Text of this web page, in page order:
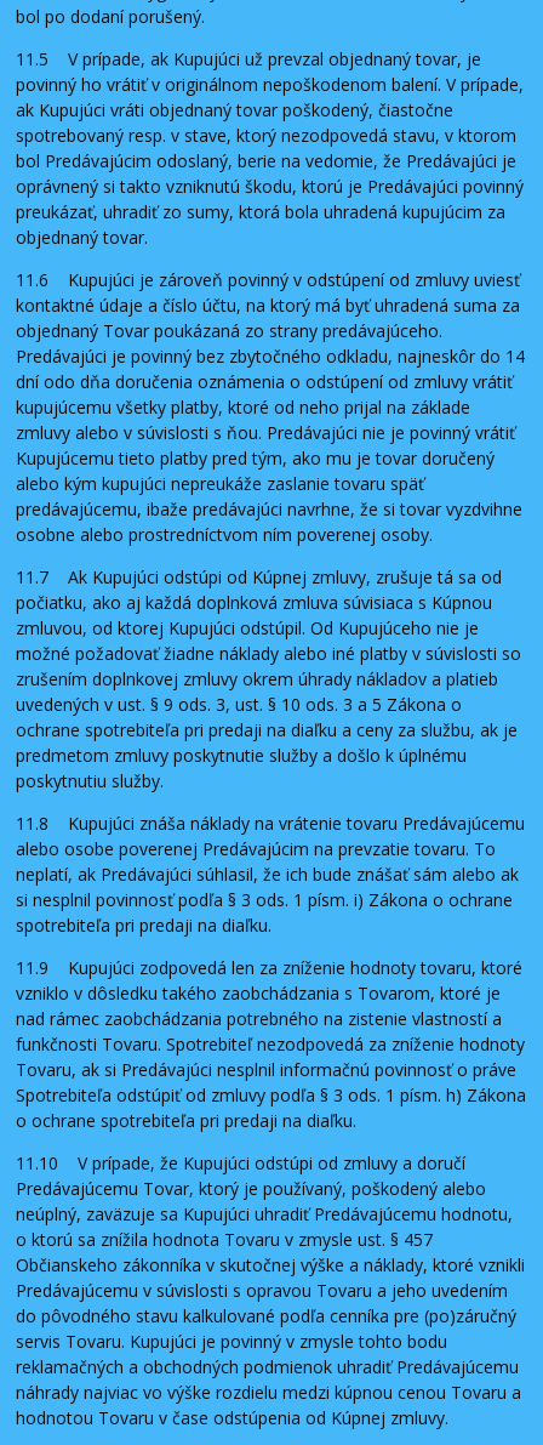
bol po dodaní porušený.
11.5 V prípade, ak Kupujúci už prevzal objednaný tovar, je
povinný ho vrátiť v originálnom nepoškodenom balení. V prípade,
ak Kupujúci vráti objednaný tovar poškodený, čiastočne
spotrebovaný resp. v stave, ktorý nezodpovedá stavu, v ktorom
bol Predávajúcim odoslaný, berie na vedomie, že Predávajúci je
oprávnený si takto vzniknutú škodu, ktorú je Predávajúci povinný
preukázať, uhradiť zo sumy, ktorá bola uhradená kupujúcim za
objednaný tovar.
11.6 Kupujúci je zároveň povinný v odstúpení od zmluvy uviesť
kontaktné údaje a číslo účtu, na ktorý má byť uhradená suma za
objednaný Tovar poukázaná zo strany predávajúceho.
Predávajúci je povinný bez zbytočného odkladu, najneskôr do 14
dní odo dňa doručenia oznámenia o odstúpení od zmluvy vrátiť
kupujúcemu všetky platby, ktoré od neho prijal na základe
zmluvy alebo v súvislosti s ňou. Predávajúci nie je povinný vrátiť
Kupujúcemu tieto platby pred tým, ako mu je tovar doručený
alebo kým kupujúci nepreukáže zaslanie tovaru späť
predávajúcemu, ibaže predávajúci navrhne, že si tovar vyzdvihne
osobne alebo prostredníctvom ním poverenej osoby.
11.7 Ak Kupujúci odstúpi od Kúpnej zmluvy, zrušuje tá sa od
počiatku, ako aj každá doplnková zmluva súvisiaca s Kúpnou
zmluvou, od ktorej Kupujúci odstúpil. Od Kupujúceho nie je
možné požadovať žiadne náklady alebo iné platby v súvislosti so
zrušením doplnkovej zmluvy okrem úhrady nákladov a platieb
uvedených v ust. § 9 ods. 3, ust. § 10 ods. 3 a 5 Zákona o
ochrane spotrebiteľa pri predaji na diaľku a ceny za službu, ak je
predmetom zmluvy poskytnutie služby a došlo k úplnému
poskytnutiu služby.
11.8 Kupujúci znáša náklady na vrátenie tovaru Predávajúcemu
alebo osobe poverenej Predávajúcim na prevzatie tovaru. To
neplatí, ak Predávajúci súhlasil, že ich bude znášať sám alebo ak
si nesplnil povinnosť podľa § 3 ods. 1 písm. i) Zákona o ochrane
spotrebiteľa pri predaji na diaľku.
11.9 Kupujúci zodpovedá len za zníženie hodnoty tovaru, ktoré
vzniklo v dôsledku takého zaobchádzania s Tovarom, ktoré je
nad rámec zaobchádzania potrebného na zistenie vlastností a
funkčnosti Tovaru. Spotrebiteľ nezodpovedá za zníženie hodnoty
Tovaru, ak si Predávajúci nesplnil informačnú povinnosť o práve
Spotrebiteľa odstúpiť od zmluvy podľa § 3 ods. 1 písm. h) Zákona
o ochrane spotrebiteľa pri predaji na diaľku.
11.10 V prípade, že Kupujúci odstúpi od zmluvy a doručí
Predávajúcemu Tovar, ktorý je používaný, poškodený alebo
neúplný, zaväzuje sa Kupujúci uhradiť Predávajúcemu hodnotu,
o ktorú sa znížila hodnota Tovaru v zmysle ust. § 457
Občianskeho zákonníka v skutočnej výške a náklady, ktoré vznikli
Predávajúcemu v súvislosti s opravou Tovaru a jeho uvedením
do pôvodného stavu kalkulované podľa cenníka pre (po)záručný
servis Tovaru. Kupujúci je povinný v zmysle tohto bodu
reklamačných a obchodných podmienok uhradiť Predávajúcemu
náhrady najviac vo výške rozdielu medzi kúpnou cenou Tovaru a
hodnotou Tovaru v čase odstúpenia od Kúpnej zmluvy.